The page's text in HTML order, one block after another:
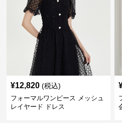
¥12,820 (税込)
フォーマルワンピース メッシュ
レイヤード ドレス